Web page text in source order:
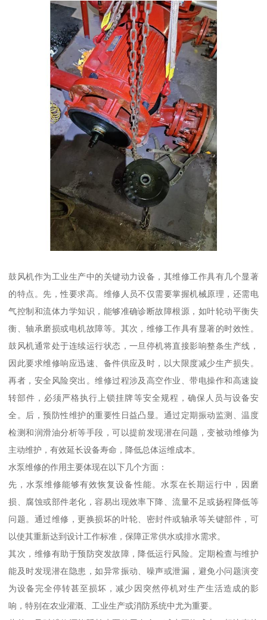
鼓风机作为工业生产中的关键动力设备，其维修工作具有几个显著
的特点。先，性要求高。维修人员不仅需要掌握机械原理，还需电
气控制和流体力学知识，能够准确诊断故障根源，如叶轮动平衡失
衡、轴承磨损或电机故障等。其次，维修工作具有显著的时效性。
鼓风机通常处于连续运行状态，一旦停机将直接影响整条生产线，
因此要求维修响应迅速、备件供应及时，以大限度减少生产损失。
再者，安全风险突出。维修过程涉及高空作业、带电操作和高速旋
转部件，必须严格执行上锁挂牌等安全规程，确保人员与设备安
全。后，预防性维护的重要性日益凸显。通过定期振动监测、温度
检测和润滑油分析等手段，可以提前发现潜在问题，变被动维修为
主动维护，有效延长设备寿命，降低总体运维成本。
水泵维修的作用主要体现在以下几个方面：
先，水泵维修能够有效恢复设备性能。水泵在长期运行中，因磨
损、腐蚀或部件老化，容易出现效率下降、流量不足或扬程降低等
问题。通过维修，更换损坏的叶轮、密封件或轴承等关键部件，可
以使其重新达到设计工作标准，保障正常供水或排水需求。
其次，维修有助于预防突发故障，降低运行风险。定期检查与维护
能及时发现潜在隐患，如异常振动、噪声或泄漏，避免小问题演变
为设备完全停转甚至损坏，减少因突然停机对生产生活造成的影
响，特别在农业灌溉、工业生产或消防系统中尤为重要。